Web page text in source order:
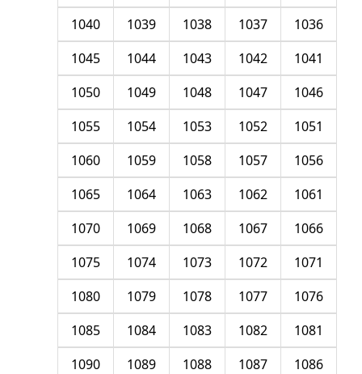
1036
1037
1038
1039
1040
1041
1042
1043
1044
1045
1046
1047
1048
1049
1050
1051
1052
1053
1054
1055
1056
1057
1058
1059
1060
1061
1062
1063
1064
1065
1066
1067
1068
1069
1070
1071
1072
1073
1074
1075
1076
1077
1078
1079
1080
1081
1082
1083
1084
1085
1086
1087
1088
1089
1090